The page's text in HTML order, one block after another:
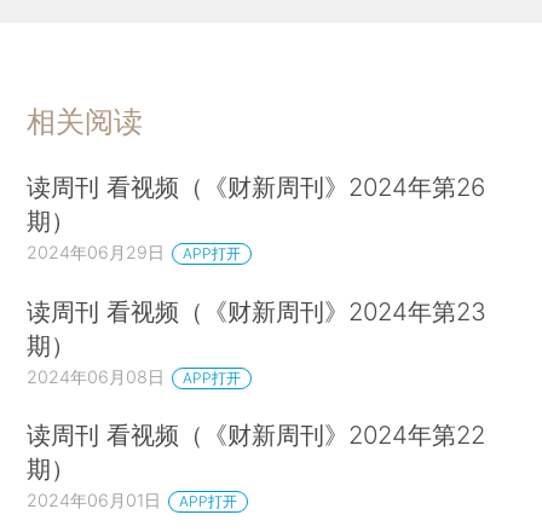
相关阅读
读周刊 看视频（《财新周刊》2024年第26
期）
2024年06月29日 APP打开
读周刊 看视频（《财新周刊》2024年第23
期）
2024年06月08日 APP打开
读周刊 看视频（《财新周刊》2024年第22
期）
2024年06月01日 APP打开